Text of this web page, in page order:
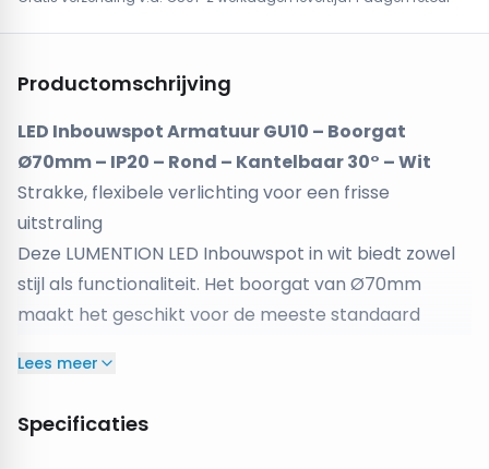
Productomschrijving
LED Inbouwspot Armatuur GU10 – Boorgat
Ø70mm – IP20 – Rond – Kantelbaar 30° – Wit
Strakke, flexibele verlichting voor een frisse
uitstraling
Deze LUMENTION LED Inbouwspot in wit biedt zowel
stijl als functionaliteit. Het boorgat van Ø70mm
maakt het geschikt voor de meeste standaard
kun je de lichtstraal precies richten waar je het nodig
van specifieke objecten in de ruimte. De IP20-
Lees meer
Specificaties